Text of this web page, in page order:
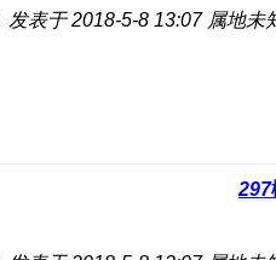
发表于 2018-5-8 13:07 属地未
297